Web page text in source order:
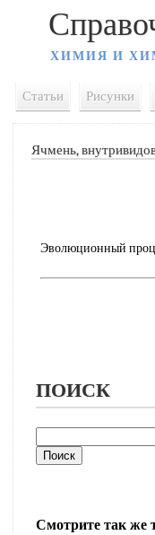
ХИМИЯ И
Статьи Рисунки
Ячмень,
Эволюционный
ПОИСК
Смотрите так же